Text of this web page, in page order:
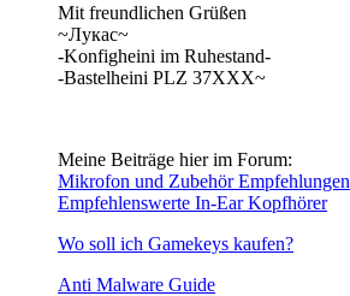
Mit freundlichen Grüßen
~Лукас~
-Konfigheini im Ruhestand-
-Bastelheini PLZ 37XXX~
Meine Beiträge hier im Forum:
Mikrofon und Zubehör Empfehlungen
Empfehlenswerte In-Ear Kopfhörer
Wo soll ich Gamekeys kaufen?
Anti Malware Guide